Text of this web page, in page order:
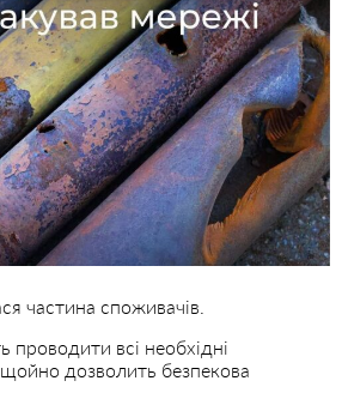
частина споживачів.
проводити всі необхідні
дозволить безпекова